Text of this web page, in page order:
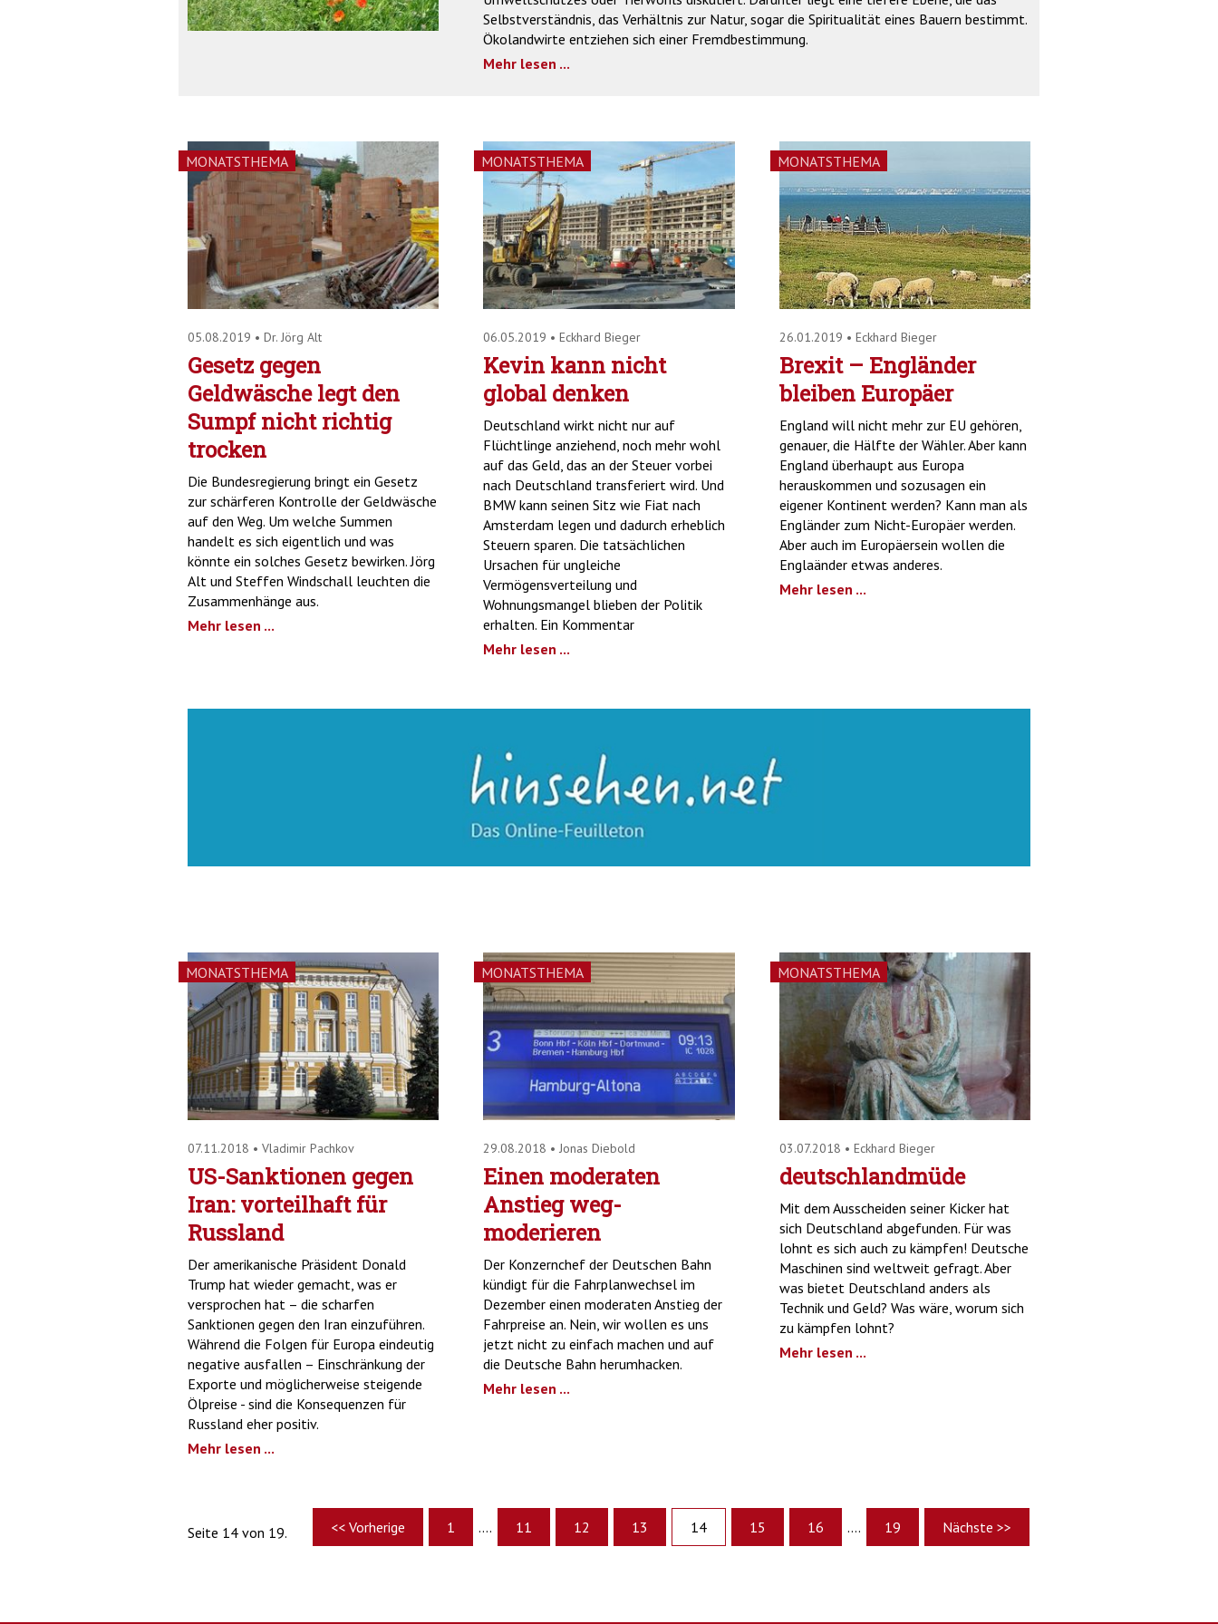
Selbstverständnis, das Verhältnis zur Natur, sogar die Spiritualität eines Bauern bestimmt.
Ökolandwirte entziehen sich einer Fremdbestimmung.
Mehr lesen ...
MONATSTHEMA
05.08.2019 • Dr. Jörg Alt
Gesetz gegen
Geldwäsche legt den
Sumpf nicht richtig
trocken
Die Bundesregierung bringt ein Gesetz
zur schärferen Kontrolle der Geldwäsche
auf den Weg. Um welche Summen
handelt es sich eigentlich und was
könnte ein solches Gesetz bewirken. Jörg
Alt und Steffen Windschall leuchten die
Zusammenhänge aus.
Mehr lesen ...
MONATSTHEMA
06.05.2019 •Eckhard Bieger
Kevin kann nicht
global denken
Deutschland wirkt nicht nur auf
Flüchtlinge anziehend, noch mehr wohl
auf das Geld, das an der Steuer vorbei
nach Deutschland transferiert wird. Und
BMW kann seinen Sitz wie Fiat nach
Amsterdam legen und dadurch erheblich
Steuern sparen. Die tatsächlichen
Ursachen für ungleiche
Vermögensverteilung und
Wohnungsmangel blieben der Politik
erhalten. Ein Kommentar
Mehr lesen ...
MONATSTHEMA
26.01.2019 • Eckhard Bieger
Brexit – Engländer
bleiben Europäer
England will nicht mehr zur EU gehören,
genauer, die Hälfte der Wähler. Aber kann
England überhaupt aus Europa
herauskommen und sozusagen ein
eigener Kontinent werden? Kann man als
Engländer zum Nicht-Europäer werden.
Aber auch im Europäersein wollen die
Englaänder etwas anderes.
Mehr lesen ...
MONATSTHEMA
07.11.2018 • Vladimir Pachkov
US-Sanktionen gegen
Iran: vorteilhaft für
Russland
Der amerikanische Präsident Donald
Trump hat wieder gemacht, was er
versprochen hat – die scharfen
Sanktionen gegen den Iran einzuführen.
Während die Folgen für Europa eindeutig
negative ausfallen – Einschränkung der
Exporte und möglicherweise steigende
Ölpreise - sind die Konsequenzen für
Russland eher positiv.
Mehr lesen ...
MONATSTHEMA
29.08.2018 •Jonas Diebold
Einen moderaten
Anstieg weg-
moderieren
Der Konzernchef der Deutschen Bahn
kündigt für die Fahrplanwechsel im
Dezember einen moderaten Anstieg der
Fahrpreise an. Nein, wir wollen es uns
jetzt nicht zu einfach machen und auf
die Deutsche Bahn herumhacken.
Mehr lesen ...
MONATSTHEMA
03.07.2018 • Eckhard Bieger
deutschlandmüde
Mit dem Ausscheiden seiner Kicker hat
sich Deutschland abgefunden. Für was
lohnt es sich auch zu kämpfen! Deutsche
Maschinen sind weltweit gefragt. Aber
was bietet Deutschland anders als
Technik und Geld? Was wäre, worum sich
zu kämpfen lohnt?
Mehr lesen ...
Seite 14 von 19. << Vorherige 1 .... 11 12 13 14 15 16 .... 19 Nächste >>